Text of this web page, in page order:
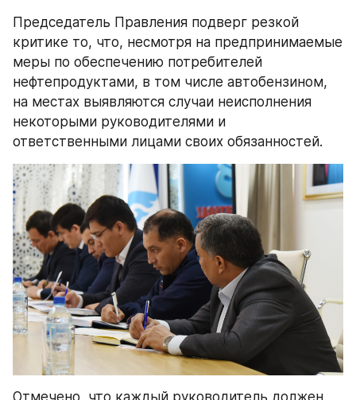
Председатель Правления подверг резкой
критике то, что, несмотря на предпринимаемые
меры по обеспечению потребителей
нефтепродуктами, в том числе автобензином,
на местах выявляются случаи неисполнения
некоторыми руководителями и
ответственными лицами своих обязанностей.